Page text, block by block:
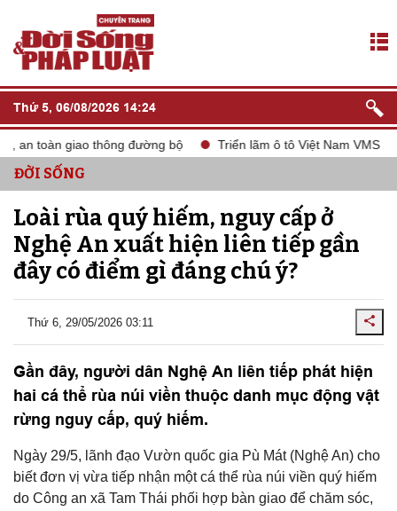
Thứ 5, 06/08/2026 14:24
toàn giao thông đường bộ Triển lãm ô tô Việt Nam VMS 2024
ĐỜI SỐNG
Loài rùa quý hiếm, nguy cấp ở
Nghệ An xuất hiện liên tiếp gần
đây có điểm gì đáng chú ý?
Thứ 6, 29/05/2026 03:11
Gần đây, người dân Nghệ An liên tiếp phát hiện
hai cá thể rùa núi viền thuộc danh mục động vật
rừng nguy cấp, quý hiếm.
Ngày 29/5, lãnh đạo Vườn quốc gia Pù Mát (Nghệ An) cho
biết đơn vị vừa tiếp nhận một cá thể rùa núi viền quý hiếm
do Công an xã Tam Thái phối hợp bàn giao để chăm sóc,